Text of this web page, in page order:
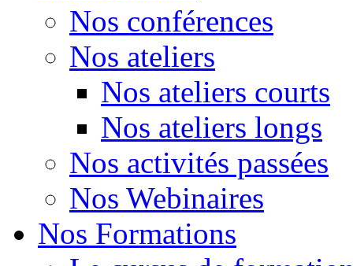
Nos conférences
Nos ateliers
Nos ateliers courts
Nos ateliers longs
Nos activités passées
Nos Webinaires
Nos Formations